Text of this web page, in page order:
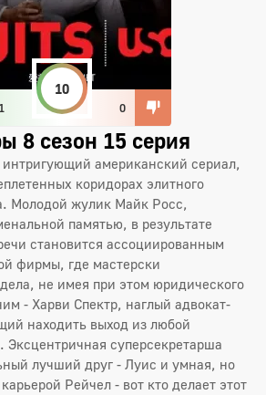
1
10
0
8 сезон 15 серия
американский сериал,
коридорах элитного
Молодой жулик Майк Росс,
памятью, в результате
становится ассоциированным
фирмы, где мастерски
не имея при этом юридического
- Харви Спектр, наглый адвокат-
находить выход из любой
Эксцентричная суперсекретарша
лучший друг - Луис и умная, но
Рейчел - вот кто делает этот